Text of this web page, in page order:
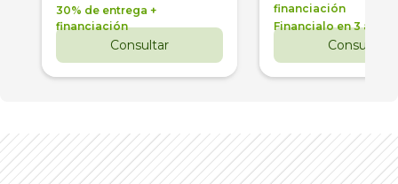
30% de entrega +
financiación
Consultar
financiación
Financialo en 3 años
Consultar